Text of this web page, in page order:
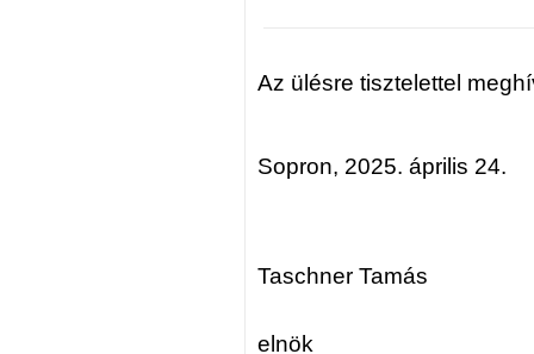
Az ülésre tisztelettel
Sopron, 2025. április 24.
Taschner Tamás
elnök